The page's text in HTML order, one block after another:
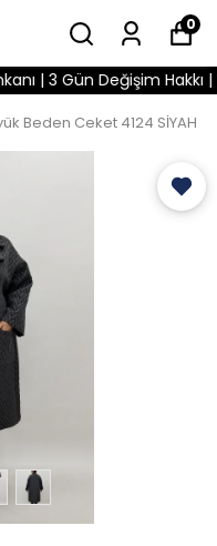
0
| 3 Gün Değişim Hakkı |
Beden Ceket 4124 SİYAH